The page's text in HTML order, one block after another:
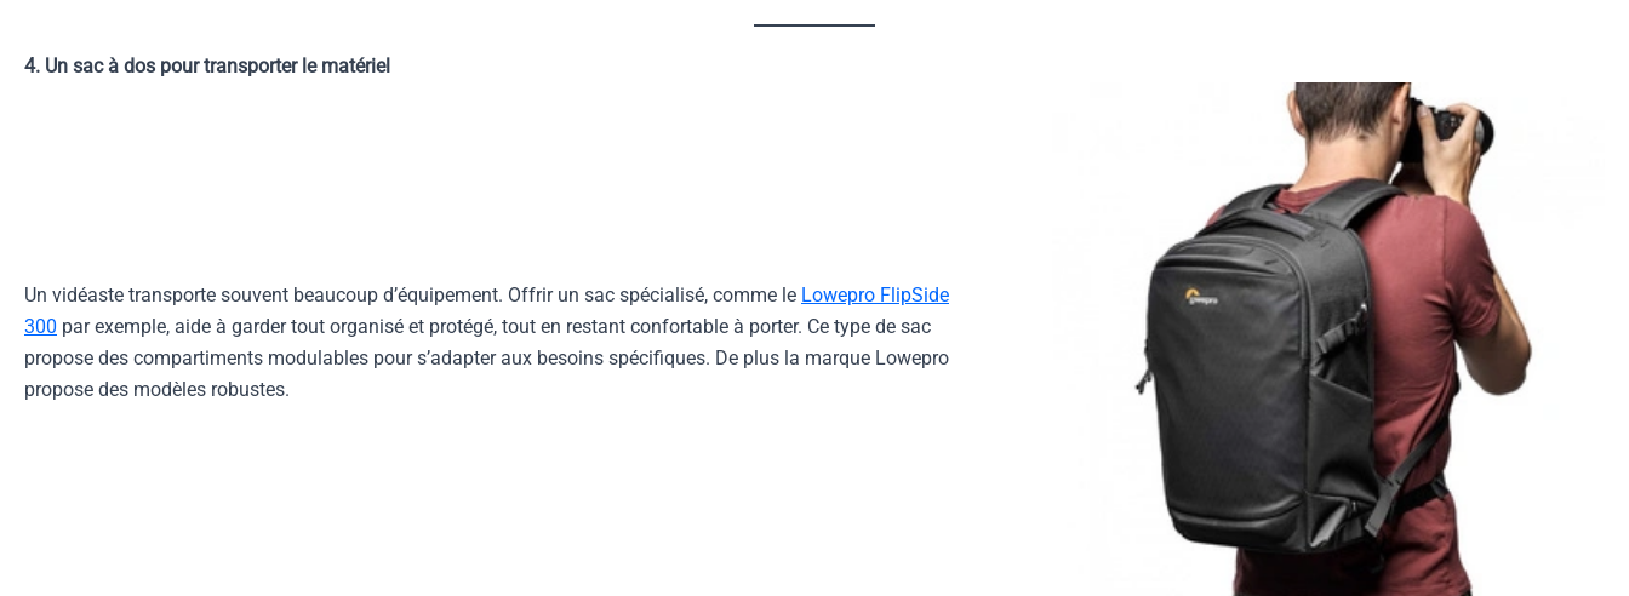
4. Un sac à dos pour transporter le matériel
Un vidéaste transporte souvent beaucoup d’équipement. Offrir un sac spécialisé, comme le Lowepro FlipSide
300 par exemple, aide à garder tout organisé et protégé, tout en restant confortable à porter. Ce type de sac
propose des compartiments modulables pour s’adapter aux besoins spécifiques. De plus la marque Lowepro
propose des modèles robustes.